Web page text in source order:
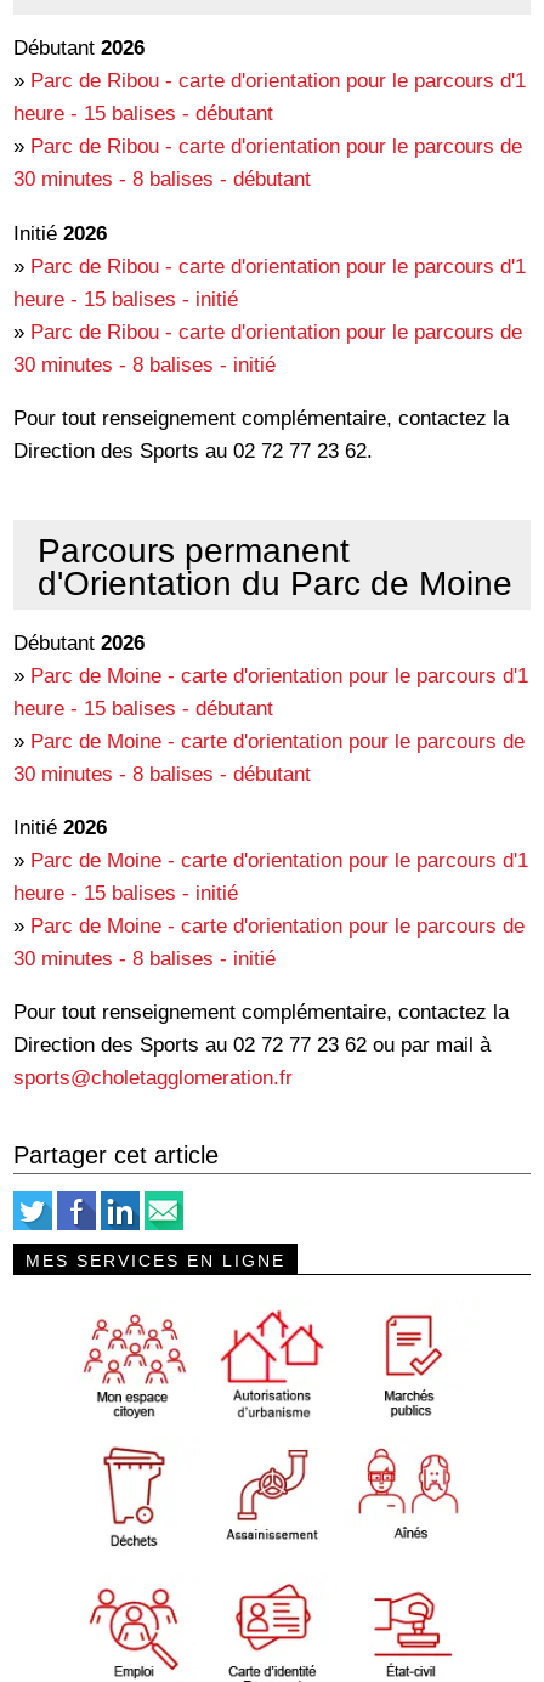
Débutant2026
» Parc de Ribou - carte d'orientation pour le parcours d'1
heure - 15 balises - débutant
» Parc de Ribou - carte d'orientation pour le parcours de
30 minutes - 8 balises - débutant
Initié2026
» Parc de Ribou - carte d'orientation pour le parcours d'1
heure - 15 balises - initié
» Parc de Ribou - carte d'orientation pour le parcours de
30 minutes - 8 balises - initié
Pour tout renseignement complémentaire, contactez la
Direction des Sports au 02 72 77 23 62.
Parcours permanent
d'Orientation du Parc de Moine
Débutant2026
» Parc de Moine - carte d'orientation pour le parcours d'1
heure - 15 balises - débutant
» Parc de Moine - carte d'orientation pour le parcours de
30 minutes - 8 balises - débutant
Initié2026
» Parc de Moine - carte d'orientation pour le parcours d'1
heure - 15 balises - initié
» Parc de Moine - carte d'orientation pour le parcours de
30 minutes - 8 balises - initié
Pour tout renseignement complémentaire, contactez la
Direction des Sports au 02 72 77 23 62 ou par mail à
sports@choletagglomeration.fr
Partager cet article
MES SERVICES EN LIGNE